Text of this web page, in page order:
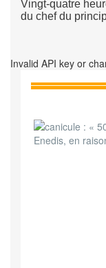
Vingt-quatre
du chef du
Invalid API key or